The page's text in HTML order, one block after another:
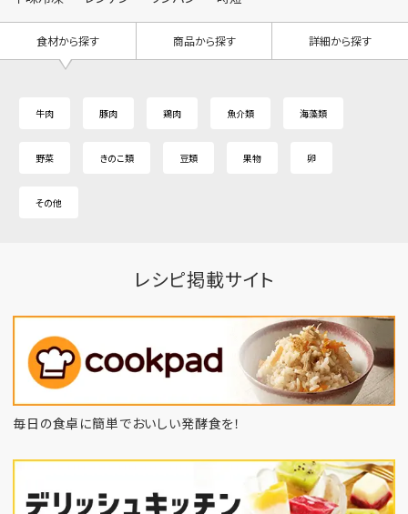
食材から探す 商品から探す 詳細から探す
牛肉 豚肉 鶏肉 魚介類 海藻類
野菜 きのこ類 豆類 果物 卵
その他
レシピ掲載サイト
毎日の食卓に簡単でおいしい発酵食を！